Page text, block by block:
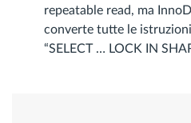
repeatable read, ma
converte tutte le istruzioni
“SELECT … LOCK IN